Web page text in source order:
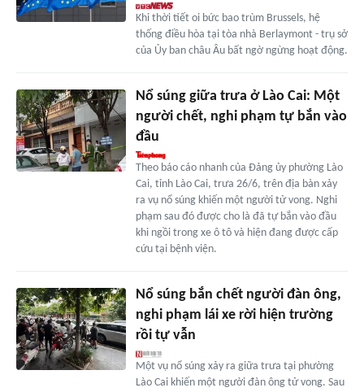
Khi thời tiết oi bức bao trùm Brussels, hệ
thống điều hòa tại tòa nhà Berlaymont - trụ sở
của Ủy ban châu Âu bất ngờ ngừng hoạt động.
Nổ súng giữa trưa ở Lào Cai: Một
người chết, nghi phạm tự bắn vào
đầu
Theo báo cáo nhanh của Đảng ủy phường Lào
Cai, tỉnh Lào Cai, trưa 26/6, trên địa bàn xảy
ra vụ nổ súng khiến một người tử vong. Nghi
phạm sau đó được cho là đã tự bắn vào đầu
khi ngồi trong xe ô tô và hiện đang được cấp
cứu tại bệnh viện.
Nổ súng bắn chết người đàn ông,
nghi phạm lái xe rời hiện trường
rồi tự vẫn
Một vụ nổ súng xảy ra giữa trưa tại phường
Lào Cai khiến một người đàn ông tử vong. Sau